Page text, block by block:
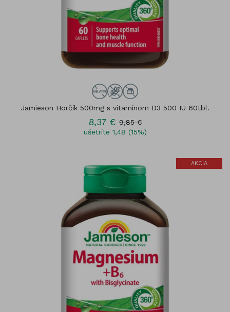
Jamieson Horčík 500mg s vitamínom D3 500 IU 60tbl.
8,37 € 9,85 €
ušetríte 1,48 (15%)
AKCIA